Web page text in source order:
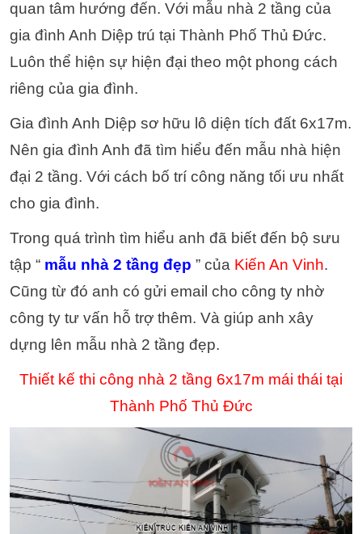
quan tâm hướng đến. Với mẫu nhà 2 tầng của
gia đình Anh Diệp trú tại Thành Phố Thủ Đức.
Luôn thể hiện sự hiện đại theo một phong cách
riêng của gia đình.
Gia đình Anh Diệp sơ hữu lô diện tích đất 6x17m.
Nên gia đình Anh đã tìm hiểu đến mẫu nhà hiện
đại 2 tầng. Với cách bố trí công năng tối ưu nhất
cho gia đình.
Trong quá trình tìm hiểu anh đã biết đến bộ sưu
tập “ mẫu nhà 2 tầng đẹp ” của Kiến An Vinh.
Cũng từ đó anh có gửi email cho công ty nhờ
công ty tư vấn hỗ trợ thêm. Và giúp anh xây
dựng lên mẫu nhà 2 tầng đẹp.
Thiết kế thi công nhà 2 tầng 6x17m mái thái tại
Thành Phố Thủ Đức